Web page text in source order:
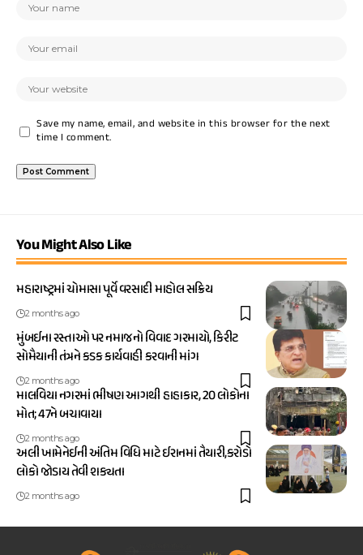
Save my name, email, and website in this browser for the next
time I comment.
You Might Also Like
મહારાષ્ટ્રમાં ચોમાસા પૂર્વે વરસાદી માહોલ સક્રિય
2 months ago
મુંબઈના રસ્તાઓ પર નમાજનો વિવાદ ગરમાયો, કિરીટ
સોમૈયાની તંત્રને કડક કાર્યવાહી કરવાની માંગ
2 months ago
માલવિયા નગરમાં ભીષણ આગથી હાહાકાર, 20 લોકોના
મોત; 47ને બચાવાયા
2 months ago
અલી ખામેનેઈની અંતિમ વિધિ માટે ઈરાનમાં તૈયારી,કરોડો
લોકો જોડાય તેવી શક્યતા
2 months ago